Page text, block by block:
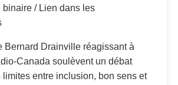
binaire / Lien dans les
Bernard Drainville réagissant à
Canada soulèvent un débat
limites entre inclusion, bon sens et